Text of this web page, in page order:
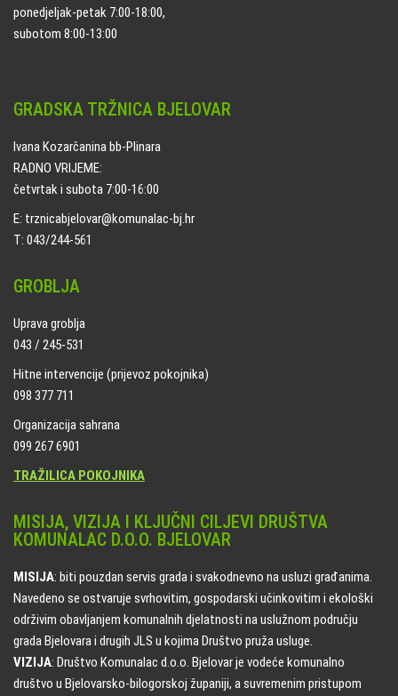
ponedjeljak-petak 7:00-18:00,
subotom 8:00-13:00
GRADSKA TRŽNICA BJELOVAR
Ivana Kozarčanina bb-Plinara
RADNO VRIJEME:
četvrtak i subota 7:00-16:00
E: trznicabjelovar@komunalac-bj.hr
T: 043/244-561
GROBLJA
Uprava groblja
043 / 245-531
Hitne intervencije (prijevoz pokojnika)
098 377 711
Organizacija sahrana
099 267 6901
TRAŽILICA POKOJNIKA
MISIJA, VIZIJA I KLJUČNI CILJEVI DRUŠTVA
KOMUNALAC D.O.O. BJELOVAR
MISIJA: biti pouzdan servis grada i svakodnevno na usluzi građanima.
Navedeno se ostvaruje svrhovitim, gospodarski učinkovitim i ekološki
održivim obavljanjem komunalnih djelatnosti na uslužnom području
grada Bjelovara i drugih JLS u kojima Društvo pruža usluge.
VIZIJA: Društvo Komunalac d.o.o. Bjelovar je vodeće komunalno
društvo u Bjelovarsko-bilogorskoj županiji, a suvremenim pristupom